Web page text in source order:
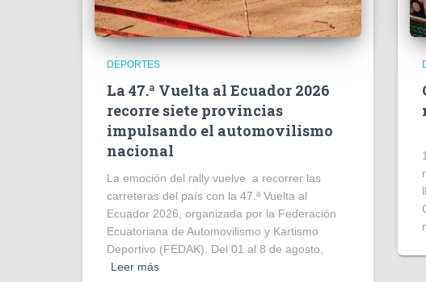
DEPORTES
La 47.ª Vuelta al Ecuador 2026
recorre siete provincias
impulsando el automovilismo
nacional
La emoción del rally vuelve a recorrer las
carreteras del país con la 47.ª Vuelta al
Ecuador 2026, organizada por la Federación
Ecuatoriana de Automovilismo y Kartismo
Deportivo (FEDAK). Del 01 al 8 de agosto,
Leer más